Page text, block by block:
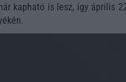
kapható is lesz, így április